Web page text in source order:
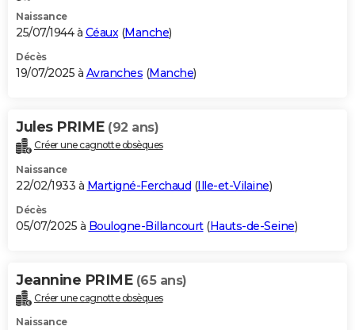
Naissance
25/07/1944 à Céaux(Manche)
Décès
19/07/2025 à Avranches (Manche)
Jules PRIME (92 ans)
Créer une cagnotte obsèques
Naissance
22/02/1933 à Martigné-Ferchaud (Ille-et-Vilaine)
Décès
05/07/2025 à Boulogne-Billancourt(Hauts-de-Seine)
Jeannine PRIME (65 ans)
Créer une cagnotte obsèques
Naissance